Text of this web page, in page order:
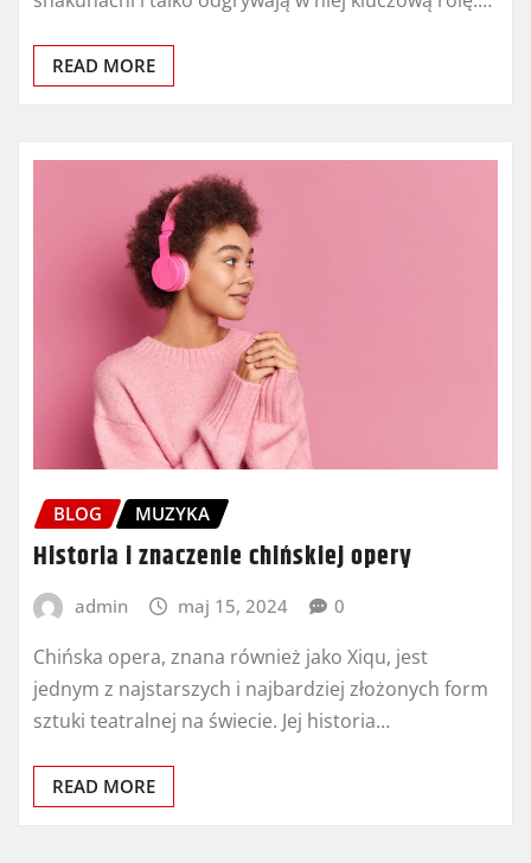
READ MORE
BLOG MUZYKA
Historia i znaczenie chińskiej opery
admin maj 15, 2024 0
Chińska opera, znana również jako Xiqu, jest
jednym z najstarszych i najbardziej złożonych form
sztuki teatralnej na świecie. Jej historia…
READ MORE